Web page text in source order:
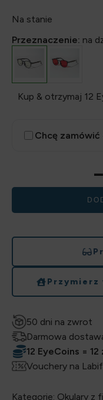
Na stanie
Przeznaczenie: na
Kup & otrzymaj 12
Chcę zamówić
-
Przymierz
50 dni na zwrot
Darmowa
12 EyeCoins =
Vouchery na
Kategorie: Okulary z